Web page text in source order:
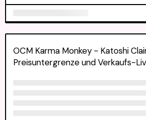
OCM Karma Monkey - Katoshi
Preisuntergrenze und Verkaufs-